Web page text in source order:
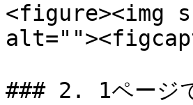
<figure><img
### 2. 1ページ